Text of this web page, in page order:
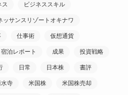
ス ビジネススキル
ッサンスリゾートオキナワ
仕事術 仮想通貨
宿泊レポート 成果 投資戦略
日常 日本株 書評
寺 米国株 米国株売却